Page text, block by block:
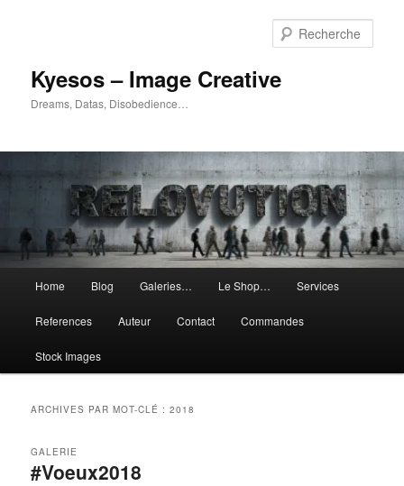
Kyesos – Image Creative
Dreams, Datas, Disobedience…
principal
Home Blog Galeries… Le Shop… Services
References Auteur Contact Commandes
Stock Images
ARCHIVES PAR MOT-CLÉ :2018
#Voeux2018
GALERIE